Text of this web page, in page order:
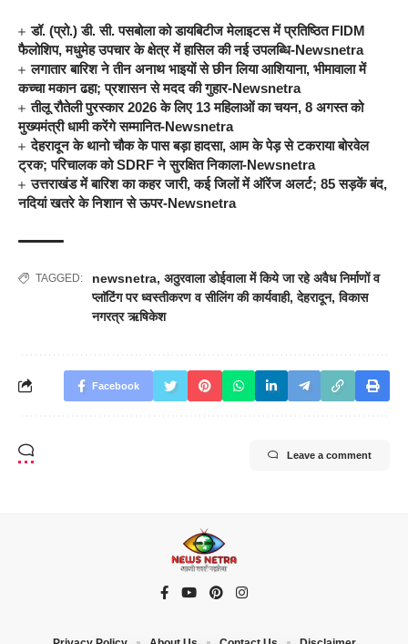
डॉ. (प्रो.) डी. सी. पसबोला को डायबिटीज मेलाइटस में प्रतिष्ठित FIDM
फैलोशिप, मधुमेह उपचार के क्षेत्र में हासिल की नई उपलब्धि-Newsnetra
लगातार बारिश ने तीन अनाथ भाइयों से छीन लिया आशियाना, भीमावाला में
कच्चा मकान ढहा; प्रशासन से मदद की गुहार-Newsnetra
तीलू रौतेली पुरस्कार 2026 के लिए 13 महिलाओं का चयन, 8 अगस्त को
मुख्यमंत्री धामी करेंगे सम्मानित-Newsnetra
देहरादून के थानो चौक के पास बड़ा हादसा, आम के पेड़ से टकराया बोरवेल
ट्रक; परिचालक को SDRF ने सुरक्षित निकाला-Newsnetra
उत्तराखंड में बारिश का कहर जारी, कई जिलों में ऑरेंज अलर्ट; 85 सड़कें बंद,
नदियां खतरे के निशान से ऊपर-Newsnetra
TAGGED: newsnetra, अठुरवाला डोईवाला में किये जा रहे अवैध निर्माणों व
प्लाॅटिंग पर ध्वस्तीकरण व सीलिंग की कार्यवाही,देहरादून,विकास
नगरत्र ऋषिकेश
Facebook
Leave a comment